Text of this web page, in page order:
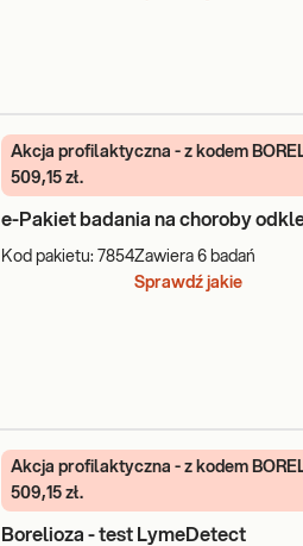
Akcja profilaktyczna - z kodem
509,15 zł.
e-Pakiet badania na choroby
Kod pakietu: 7854Zawiera 6 badań
Sprawdź jakie
Akcja profilaktyczna - z kodem
509,15 zł.
Borelioza - test LymeDetect